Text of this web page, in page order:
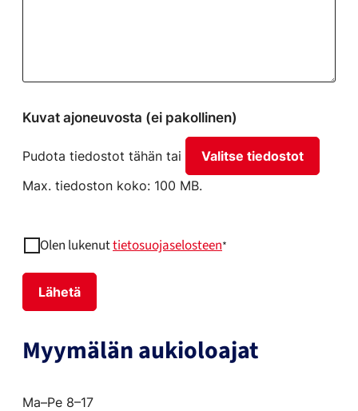
Kuvat ajoneuvosta (ei pakollinen)
Pudota tiedostot tähän tai
Valitse tiedostot
Max. tiedoston koko: 100 MB.
Olen lukenuttietosuojaselosteen*
Lähetä
Myymälän aukioloajat
Ma–Pe 8–17